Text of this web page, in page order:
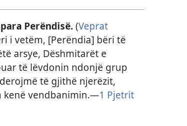
Perëndisë.(Veprat
i vetëm, [Perëndia] bëri të
arsye, Dëshmitarët e
të lëvdonin ndonjë grup
të gjithë njerëzit,
kenë vendbanimin.—1 Pjetrit